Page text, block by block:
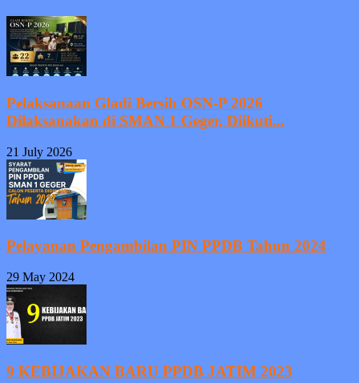
Pelaksanaan Gladi Bersih OSN-P 2026
Dilaksanakan di SMAN 1 Geger, Diikuti...
21 July 2026
Pelayanan Pengambilan PIN PPDB Tahun 2024
29 May 2024
9 KEBIJAKAN BARU PPDB JATIM 2023